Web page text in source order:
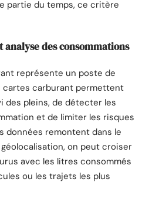
partie du temps, ce critère
des consommations
représente un poste de
cartes carburant permettent
des pleins, de détecter les
et de limiter les risques
données remontent dans le
on peut croiser
avec les litres consommés
ou les trajets les plus